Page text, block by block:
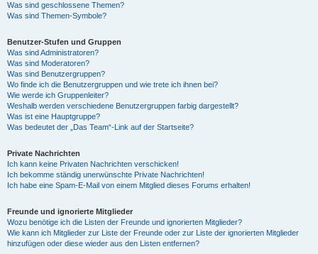
Was sind geschlossene Themen?
Was sind Themen-Symbole?
Benutzer-Stufen und Gruppen
Was sind Administratoren?
Was sind Moderatoren?
Was sind Benutzergruppen?
Wo finde ich die Benutzergruppen und wie trete ich ihnen bei?
Wie werde ich Gruppenleiter?
Weshalb werden verschiedene Benutzergruppen farbig dargestellt?
Was ist eine Hauptgruppe?
Was bedeutet der „Das Team“-Link auf der Startseite?
Private Nachrichten
Ich kann keine Privaten Nachrichten verschicken!
Ich bekomme ständig unerwünschte Private Nachrichten!
Ich habe eine Spam-E-Mail von einem Mitglied dieses Forums erhalten!
Freunde und ignorierte Mitglieder
Wozu benötige ich die Listen der Freunde und ignorierten Mitglieder?
Wie kann ich Mitglieder zur Liste der Freunde oder zur Liste der ignorierten Mitglieder
hinzufügen oder diese wieder aus den Listen entfernen?